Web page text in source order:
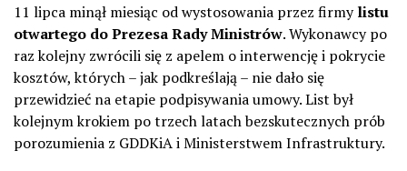
11 lipca minął miesiąc od wystosowania przez firmylistu
otwartego do Prezesa Rady Ministrów. Wykonawcy po
raz kolejny zwrócili się z apelem o interwencję i pokrycie
kosztów, których – jak podkreślają – nie dało się
przewidzieć na etapie podpisywania umowy. List był
kolejnym krokiem po trzech latach bezskutecznych prób
porozumienia z GDDKiA i Ministerstwem Infrastruktury.